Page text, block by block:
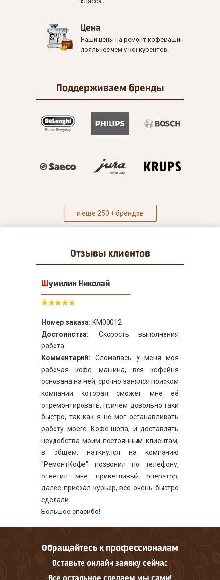
Цена
Наши цены на ремонт кофемашин
лояльнее чем у конкурентов.
Поддерживаем бренды
и еще 250 + брендов
Отзывы клиентов
Шумилин Николай
Номер заказа: KM00012
Достоинства: Скорость выполнения
работа
Комментарий: Сломалась у меня моя
рабочая кофе машина, вся кофейня
основана на ней, срочно занялся поиском
компании которая сможет мне её
отремонтировать, причем довольно таки
быстро, так как я не мог останавливать
работу моего Кофе-шопа, и доставлять
неудобства моим постоянным клиентам,
в общем, наткнулся на компанию
"РемонтКофе" позвонил по телефону,
ответил мне приветливый оператор,
далее приехал курьер, всё очень быстро
сделали
Большое спасибо!
Обращайтесь к профессионалам
Оставьте онлайн заявку сейчас
Все остальное сделаем мы сами!